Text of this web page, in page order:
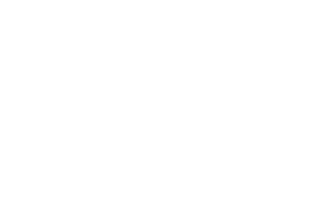
经营部-
研究院-中
_华律网